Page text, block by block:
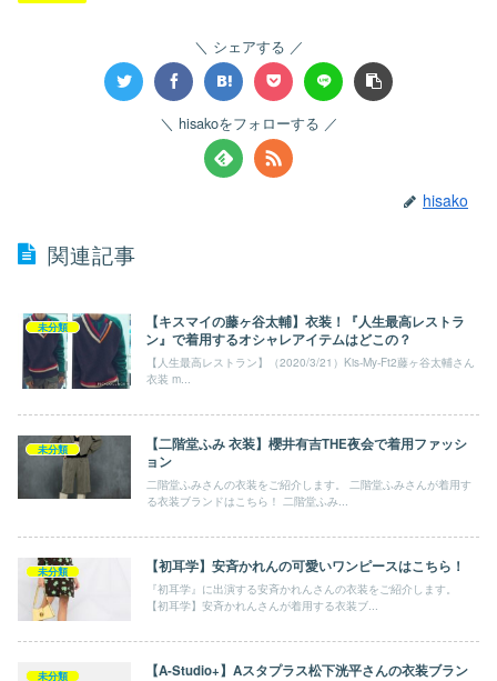
シェアする
hisakoをフォローする
hisako
関連記事
未分類
【キスマイの藤ヶ谷太輔】衣装！『人生最高レストラ
ン』で着用するオシャレアイテムはどこの？
【人生最高レストラン】（2020/3/21）Kis-My-Ft2藤ヶ谷太輔さん
衣装 m...
未分類
【二階堂ふみ 衣装】櫻井有吉THE夜会で着用ファッシ
ョン
二階堂ふみさんの衣装をご紹介します。 二階堂ふみさんが着用す
る衣装ブランドはこちら！ 二階堂ふみ...
未分類 【初耳学】安斉かれんの可愛いワンピースはこちら！
『初耳学』に出演する安斉かれんさんの衣装をご紹介します。
【初耳学】安斉かれんさんが着用する衣装ブ...
未分類
【A-Studio+】Aスタプラス松下洸平さんの衣装ブラン